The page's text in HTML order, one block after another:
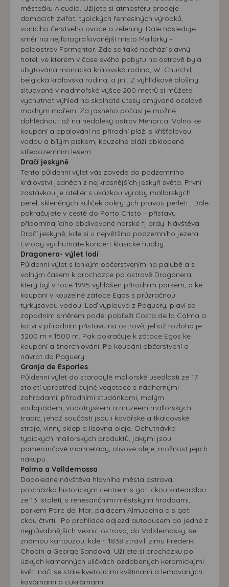
městečku Alcudia. Užijete si atmosféru prodeje
domácích zvířat, typických řemeslných výrobků,
vonícího čerstvého ovoce a zeleniny. Dále následuje
směr na nejfotografovanější místo Mallorky –
poloostrov Formentor. Zde se také nachází slavný
hotel, ve kterém v čase svého pobytu na ostrově byla
ubytována monacká královská rodina, W. Churchil,
belgická královská rodina, a jiní. Z vyhlídkové plošiny
situované v nadmořské výšce 200 metrů si můžete
vychutnat výhled na skalnaté útesy omývané ocelově
modrým mořem. Za jasného počasí je možné
dohlédnout až na nedaleký ostrov Menorca. Volno ke
koupání a opalování na přírodní pláži s křišťálovou
vodou a bílým pískem, kouzelné pláži obklopené
středozemním lesem.
Dračí jeskyně
Tento půldenní výlet vás zavede do podzemního
království jedněch z nejkrásnějších jeskyň světa. První
zastávkou je ateliér s ukázkou výroby mallorských
perel, skleněných kuliček pokrytých pravou perletí . Dále
pokračujete v cestě do Porto Cristo – přístavu
připomínajícího obdivované norské fj ordy. Návštěva
Dračí jeskyně, kde si u největšího podzemního jezera
Evropy vychutnáte koncert klasické hudby.
Dragonera- výlet lodí
Půldenní výlet s lehkým občerstvením na palubě a s
volným časem k procházce po ostrově Dragonera,
který byl v roce 1995 vyhlášen přírodním parkem, a ke
koupání v kouzelné zátoce Egos s průzračnou
tyrkysovou vodou. Loď vyplouvá z Paguery, plaví se
západním směrem podél pobřeží Costa de la Calma a
kotví v přírodním přístavu na ostrově, jehož rozloha je
3200 m × 1500 m. Pak pokračuje k zátoce Egos ke
koupání a šnorchlování. Po koupání občerstvení a
návrat do Paguery.
Granja de Esporles
Půldenní výlet do starobylé mallorské usedlosti ze 17.
století uprostřed bujné vegetace s nádhernými
zahradami, přírodními studánkami, malým
vodopádem, vodotryskem a muzeem mallorských
tradic, jehož součástí jsou i kovářské a tkalcovské
stroje, vinný sklep a lisovna oleje. Ochutnávka
typických mallorských produktů, jakými jsou
pomerančové marmelády, olivové oleje, možnost jejich
nákupu.
Palma a Valldemossa
Dopoledne návštěva hlavního města ostrova,
procházka historickým centrem s goti ckou katedrálou
ze 13. století, s renesančními městskými hradbami,
parkem Parc del Mar, palácem Almudeina a s goti
ckou čtvrtí . Po prohlídce odjezd autobusem do jedné z
nejpůvabnějších vesnic ostrova, do Valldemossy, se
známou kartouzou, kde r. 1838 strávili zimu Frederik
Chopin a George Sandová. Užijete si procházku po
úzkých kamenných uličkách ozdobených keramickými
květi náči se stále kvetoucími květinami a lemovaných
kavárnami a cukrárnami.